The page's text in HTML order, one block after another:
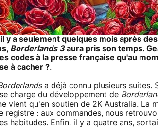
y a seulement quelques mois après
Borderlands 3aura pris son temps.
codes à la presse française qu'au
à cacher ?.
a déjà connu plusieurs suites.
charge du développement de
vient qu'en soutien de 2K Australia. La
registre : aux commandes, nous
habitudes. Enfin, il y a quatre ans,